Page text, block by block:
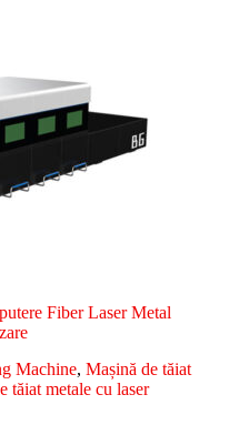
Fiber Laser Metal
Machine,Mașină de tăiat
tăiat metale cu laser